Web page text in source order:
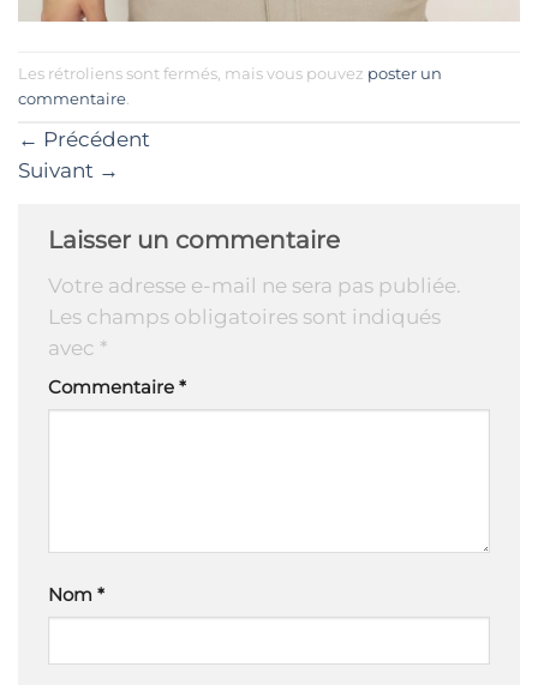
Les rétroliens sont fermés, mais vous pouvez poster un
commentaire
← Précédent
Suivant →
Laisser un commentaire
Votre adresse e-mail ne sera pas publiée.
Les champs obligatoires sont indiqués
avec *
Commentaire *
Nom *